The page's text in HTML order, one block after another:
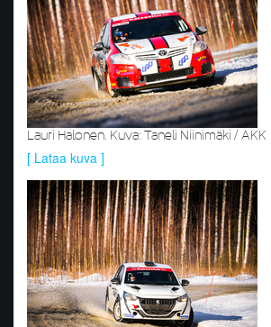
Lauri Halonen. Kuva: Taneli Niinimäki / AKK
[ Lataa kuva ]